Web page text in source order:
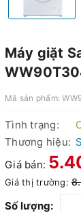
Máy giặt
Mã sản phẩm:
Tình trạng:
Thương hiệu:
Giá bán:
Giá thị trường:
Số lượng: